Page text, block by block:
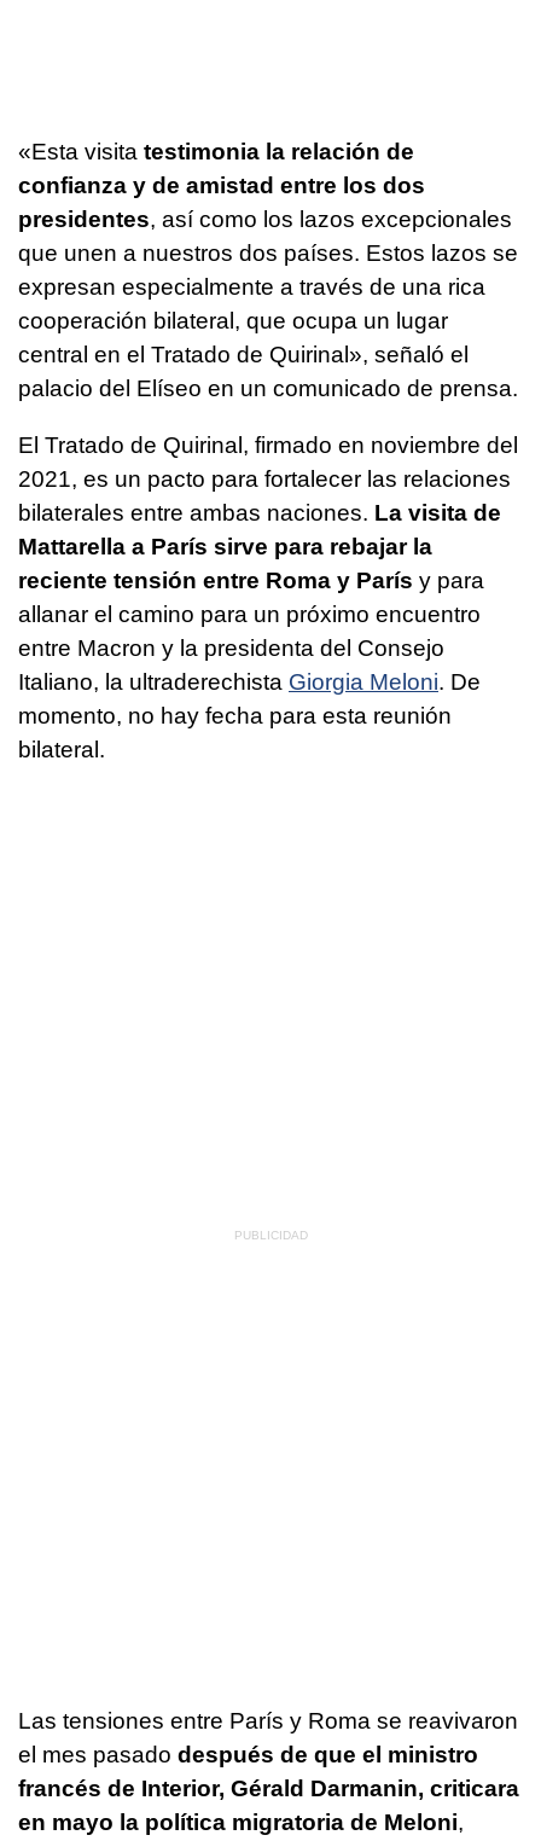
«Esta visita testimonia la relación de
confianza y de amistad entre los dos
presidentes, así como los lazos excepcionales
que unen a nuestros dos países. Estos lazos se
expresan especialmente a través de una rica
cooperación bilateral, que ocupa un lugar
central en el Tratado de Quirinal», señaló el
palacio del Elíseo en un comunicado de prensa.
El Tratado de Quirinal, firmado en noviembre del
2021, es un pacto para fortalecer las relaciones
bilaterales entre ambas naciones. La visita de
Mattarella a París sirve para rebajar la
reciente tensión entre Roma y París y para
allanar el camino para un próximo encuentro
entre Macron y la presidenta del Consejo
Italiano, la ultraderechista Giorgia Meloni. De
momento, no hay fecha para esta reunión
bilateral.
Las tensiones entre París y Roma se reavivaron
el mes pasado después de que el ministro
francés de Interior, Gérald Darmanin, criticara
en mayo la política migratoria de Meloni,